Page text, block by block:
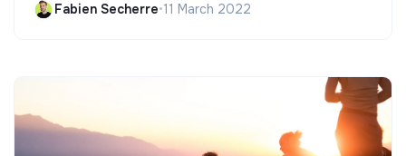
Fabien Secherre•11 March 2022